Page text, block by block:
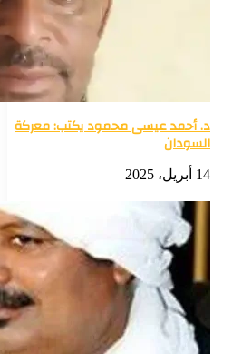
د. أحمد عيسى محمود يكتب: معركة
السودان
14 أبريل، 2025